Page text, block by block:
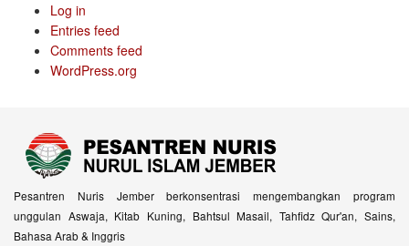
Log in
Entries feed
Comments feed
WordPress.org
Pesantren Nuris Jember berkonsentrasi mengembangkan program
unggulan Aswaja, Kitab Kuning, Bahtsul Masail, Tahfidz Qur'an, Sains,
Bahasa Arab & Inggris